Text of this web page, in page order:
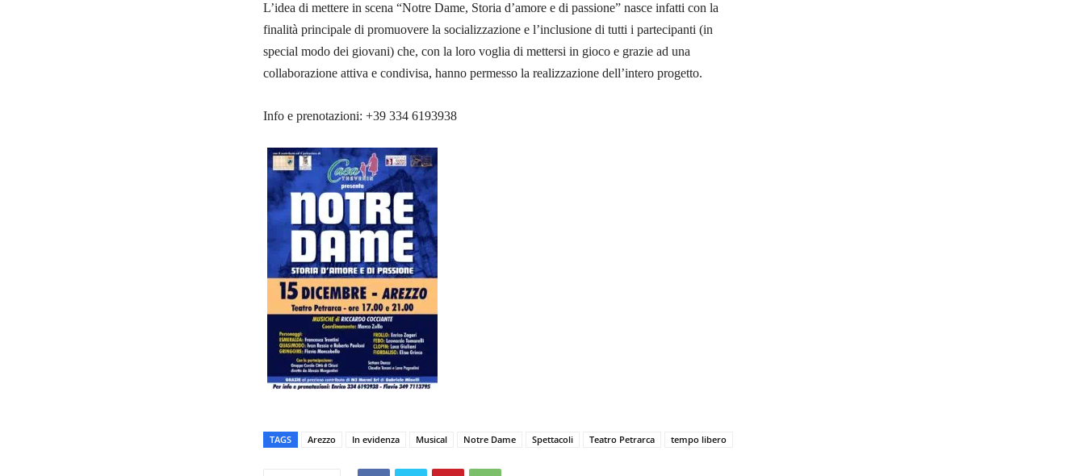
L’idea di mettere in scena “Notre Dame, Storia d’amore e di passione” nasce infatti con la
finalità principale di promuovere la socializzazione e l’inclusione di tutti i partecipanti (in
special modo dei giovani) che, con la loro voglia di mettersi in gioco e grazie ad una
collaborazione attiva e condivisa, hanno permesso la realizzazione dell’intero progetto.
Info e prenotazioni: +39 334 6193938
TAGS Arezzo In evidenza Musical Notre Dame Spettacoli Teatro Petrarca tempo libero